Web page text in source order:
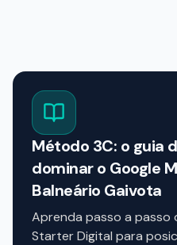
Método 3C: o guia
dominar o Google
Balneário Gaivota
Aprenda passo a passo
Starter Digital para